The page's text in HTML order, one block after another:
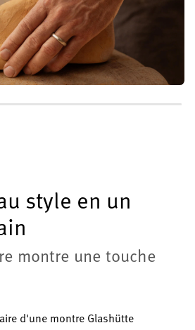
style en un
montre une touche
d'une montre Glashütte